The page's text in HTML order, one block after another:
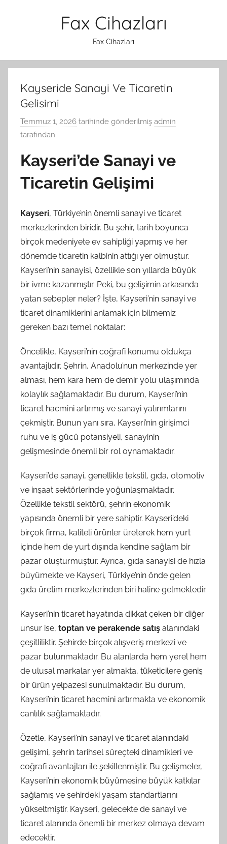
Fax Cihazları
Fax Cihazları
Kayseride Sanayi Ve Ticaretin
Gelisimi
Temmuz 1, 2026 tarihinde gönderilmiş admin
tarafından
Kayseri’de Sanayi ve
Ticaretin Gelişimi
Kayseri, Türkiye’nin önemli sanayi ve ticaret
merkezlerinden biridir. Bu şehir, tarih boyunca
birçok medeniyete ev sahipliği yapmış ve her
dönemde ticaretin kalbinin attığı yer olmuştur.
Kayseri’nin sanayisi, özellikle son yıllarda büyük
bir ivme kazanmıştır. Peki, bu gelişimin arkasında
yatan sebepler neler? İşte, Kayseri’nin sanayi ve
ticaret dinamiklerini anlamak için bilmemiz
gereken bazı temel noktalar:
Öncelikle, Kayseri’nin coğrafi konumu oldukça
avantajlıdır. Şehrin, Anadolu’nun merkezinde yer
alması, hem kara hem de demir yolu ulaşımında
kolaylık sağlamaktadır. Bu durum, Kayseri’nin
ticaret hacmini artırmış ve sanayi yatırımlarını
çekmiştir. Bunun yanı sıra, Kayseri’nin girişimci
ruhu ve iş gücü potansiyeli, sanayinin
gelişmesinde önemli bir rol oynamaktadır.
Kayseri’de sanayi, genellikle tekstil, gıda, otomotiv
ve inşaat sektörlerinde yoğunlaşmaktadır.
Özellikle tekstil sektörü, şehrin ekonomik
yapısında önemli bir yere sahiptir. Kayseri’deki
birçok firma, kaliteli ürünler üreterek hem yurt
içinde hem de yurt dışında kendine sağlam bir
pazar oluşturmuştur. Ayrıca, gıda sanayisi de hızla
büyümekte ve Kayseri, Türkiye’nin önde gelen
gıda üretim merkezlerinden biri haline gelmektedir.
Kayseri’nin ticaret hayatında dikkat çeken bir diğer
unsur ise, toptan ve perakende satış alanındaki
çeşitliliktir. Şehirde birçok alışveriş merkezi ve
pazar bulunmaktadır. Bu alanlarda hem yerel hem
de ulusal markalar yer almakta, tüketicilere geniş
bir ürün yelpazesi sunulmaktadır. Bu durum,
Kayseri’nin ticaret hacmini artırmakta ve ekonomik
canlılık sağlamaktadır.
Özetle, Kayseri’nin sanayi ve ticaret alanındaki
gelişimi, şehrin tarihsel süreçteki dinamikleri ve
coğrafi avantajları ile şekillenmiştir. Bu gelişmeler,
Kayseri’nin ekonomik büyümesine büyük katkılar
sağlamış ve şehirdeki yaşam standartlarını
yükseltmiştir. Kayseri, gelecekte de sanayi ve
ticaret alanında önemli bir merkez olmaya devam
edecektir.